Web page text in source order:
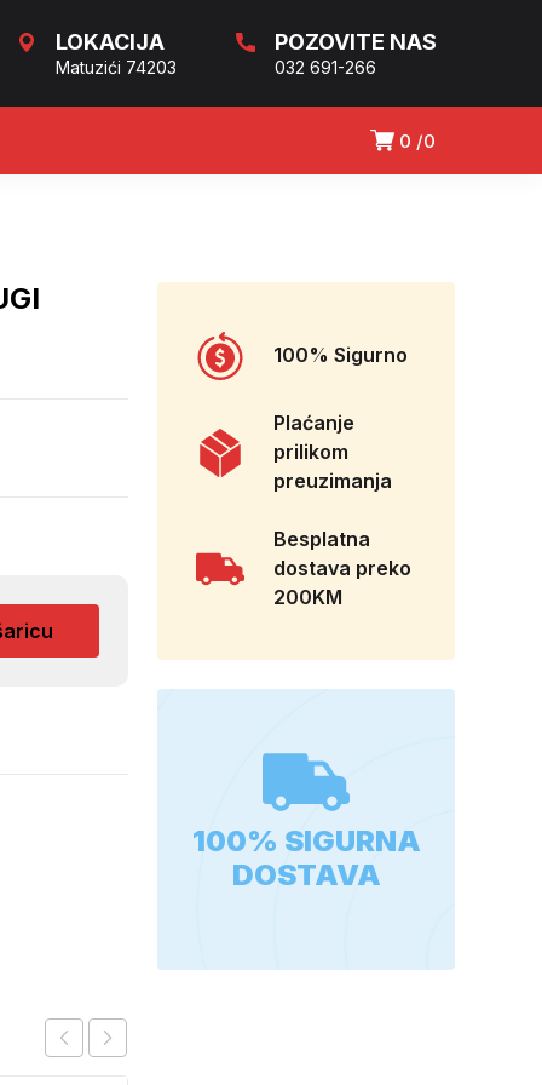
LOKACIJA
Matuzići 74203
POZOVITE NAS
032 691-266
0 0
100% Sigurno
Plaćanje
prilikom
preuzimanja
Besplatna
dostava preko
200KM
100% SIGURNA
DOSTAVA